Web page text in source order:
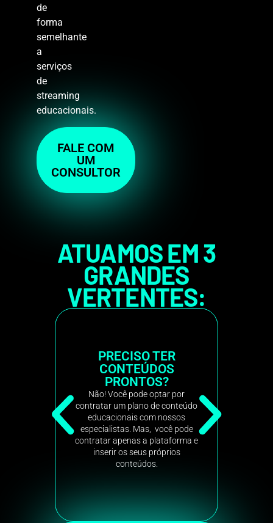
de
forma
semelhante
a
serviços
de
streaming
educacionais.
FALE COM
UM
CONSULTOR
ATUAMOS EM 3
GRANDES
VERTENTES:
Não! Você pode optar por
um plano de conteúdo
educacionais com nossos
Mas, você pode
apenas a plataforma e
inserir os seus próprios
Não! Você pode
contratar um plano de
educacionais com
especialistas. Mas,
contratar apenas a